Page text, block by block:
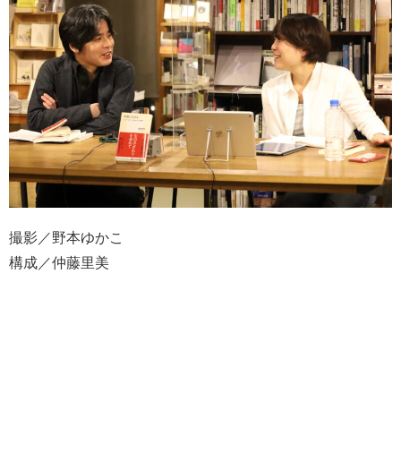
撮影／野本ゆかこ
構成／仲藤里美